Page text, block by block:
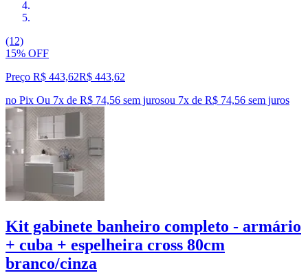
(12)
15% OFF
Preço R$ 443,62R$ 443,62
no Pix Ou 7x de R$ 74,56 sem jurosou 7x de R$ 74,56 sem juros
Kit gabinete banheiro completo - armário
+ cuba + espelheira cross 80cm
branco/cinza